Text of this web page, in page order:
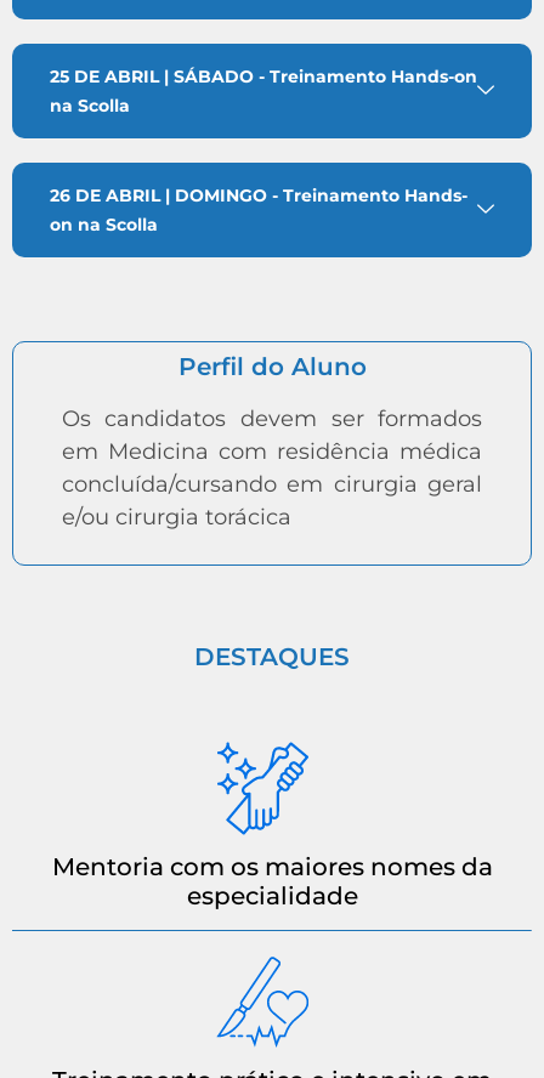
25 DE ABRIL | SÁBADO - Treinamento Hands-on
na Scolla
26 DE ABRIL | DOMINGO - Treinamento Hands-
on na Scolla
Perfil do Aluno
Os candidatos devem ser formados
em Medicina com residência médica
concluída/cursando em cirurgia geral
e/ou cirurgia torácica
DESTAQUES
Mentoria com os maiores nomes da
especialidade